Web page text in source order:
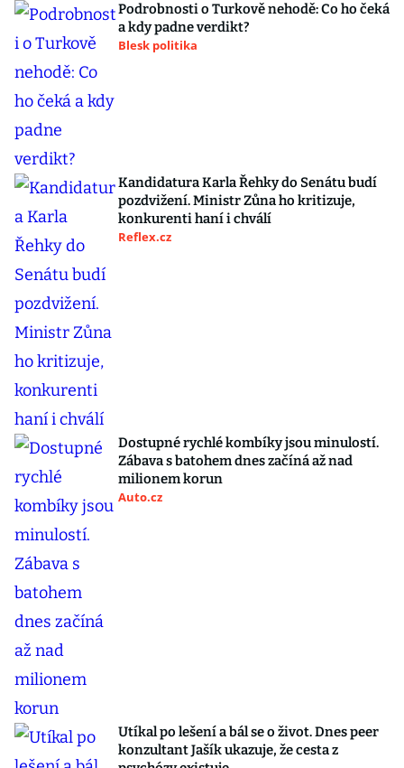
Podrobnosti o Turkově nehodě: Co ho čeká
a kdy padne verdikt?
Blesk politika
Kandidatura Karla Řehky do Senátu budí
pozdvižení. Ministr Zůna ho kritizuje,
konkurenti haní i chválí
Reflex.cz
Dostupné rychlé kombíky jsou minulostí.
Zábava s batohem dnes začíná až nad
milionem korun
Auto.cz
Utíkal po lešení a bál se o život. Dnes peer
konzultant Jašík ukazuje, že cesta z